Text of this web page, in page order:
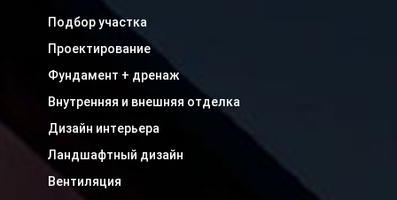
Подбор участка
Проектирование
Фундамент + дренаж
Внутренняя и внешняя отделка
Дизайн интерьера
Ландшафтный дизайн
Вентиляция